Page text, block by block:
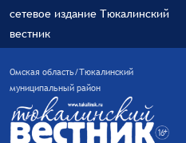
сетевое издание Тюкалинский
вестник
Омская область/Тюкалинский
муниципальный район